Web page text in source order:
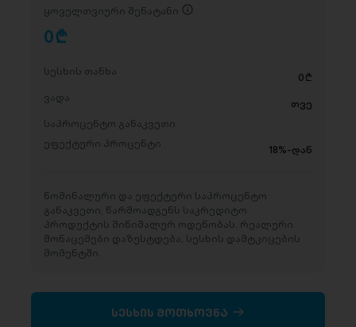
ყოველთვიური შენატანი
0D
სესხის თანხა 0 D
ვადა
თვე
საპროცენტო განაკვეთი
ეფექტური პროცენტი
18%-დან
ნომინალური და ეფექტური საპროცენტო
განაკვეთი, წარმოადგენს საკრედიტო
პროდუქტის მინიმალურ ოდენობას. რეალური
მონაცემები დაზუსტდება, სესხის დამტკიცების
მომენტში.
სესხის მოთხოვნა